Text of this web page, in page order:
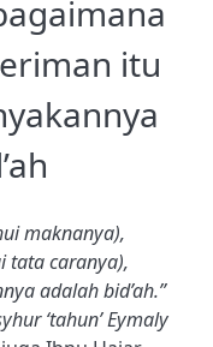
itu
maknanya),
tata caranya),
adalah bid’ah.”
‘tahun’ Eymaly